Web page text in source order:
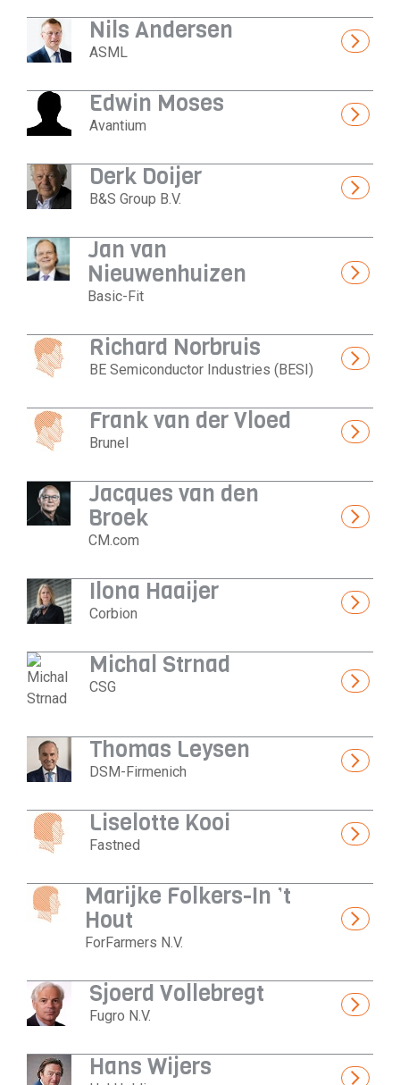
Nils Andersen
ASML
Edwin Moses
Avantium
Derk Doijer
B&S Group B.V.
Jan van
Nieuwenhuizen
Basic-Fit
Richard Norbruis
BE Semiconductor Industries (BESI)
Frank van der Vloed
Brunel
Jacques van den
Broek
CM.com
Ilona Haaijer
Corbion
Michal Strnad
CSG
Thomas Leysen
DSM-Firmenich
Liselotte Kooi
Fastned
Marijke Folkers-In ’t
Hout
ForFarmers N.V.
Sjoerd Vollebregt
Fugro N.V.
Hans Wijers